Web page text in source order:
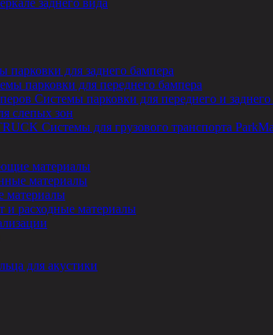
заднего вида
парковки для заднего бампера
парковки для переднего бампера
Системы парковки для переднего и
слепых зон
Системы для грузового транспорта
материалы
материалы
материалы
и расходные материалы
для акустики